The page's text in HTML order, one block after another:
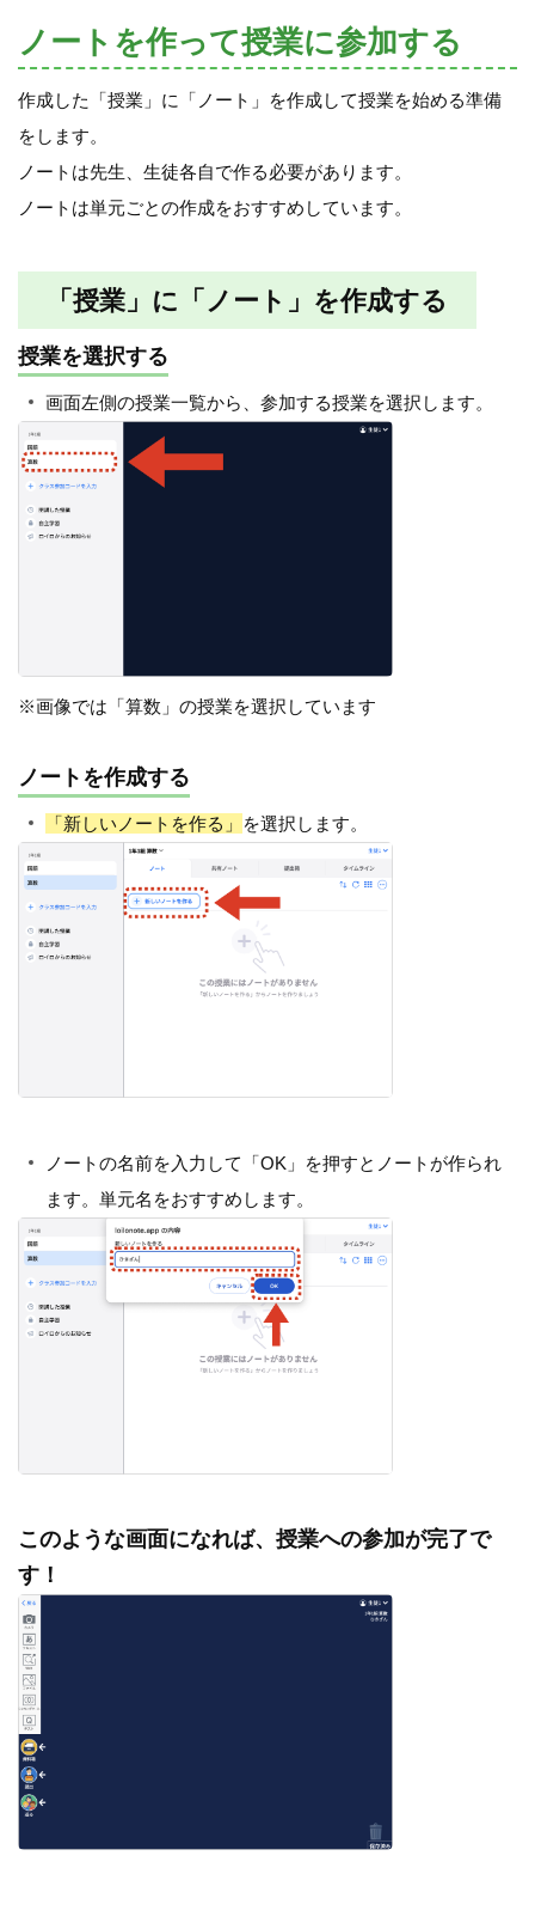
ノートを作って授業に参加する
作成した「授業」に「ノート」を作成して授業を始める準備
をします。
ノートは先生、生徒各自で作る必要があります。
ノートは単元ごとの作成をおすすめしています。
「授業」に「ノート」を作成する
授業を選択する
画面左側の授業一覧から、参加する授業を選択します。
※画像では「算数」の授業を選択しています
ノートを作成する
「新しいノートを作る」 を選択します。
ノートの名前を入力して「OK」を押すとノートが作られ
ます。単元名をおすすめします。
このような画面になれば、授業への参加が完了で
す！